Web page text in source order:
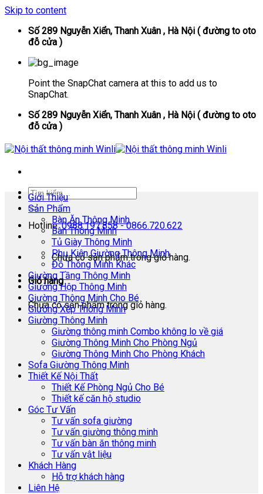
Skip to content
Số 289 Nguyễn Xiển, Thanh Xuân , Hà Nội ( đường to oto
đỗ cửa )
Point the SnapChat camera at this to add us to
SnapChat.
Số 289 Nguyễn Xiển, Thanh Xuân , Hà Nội ( đường to oto
đỗ cửa )
Hotline:0988.197.858 - 0866.720.622
Chưa có sản phẩm trong giỏ hàng.
Giỏ hàng
Chưa có sản phẩm trong giỏ hàng.
Giới Thiệu
Sản Phẩm
Bàn Ăn Thông Minh
Bàn Thông Minh
Tủ Giày Thông Minh
Phụ Kiện Giường Thông Minh
Đồ Thông Minh Khác
Giường Tầng Thông Minh
Giường Hộp Thông Minh
Giường Thông Minh Cho Bé
Giường Xếp Thông Minh
Giường Thông Minh
Giường thông minh Combo không lo về giá
Giường Thông Minh Cho Phòng Ngủ
Giường Thông Minh Cho Phòng Khách
Sofa Giường Thông Minh
Thiết Kế Nội Thất
Thiết Kế Phòng Ngủ Cho Bé
Thiết kế căn hộ studio
Góc Tư Vấn
Tư vấn sofa giường
Tư vấn giường thông minh
Tư vấn bàn ăn thông minh
Tư vấn vật liệu
Khách Hàng
Hỗ trợ khách hàng
Liên Hệ